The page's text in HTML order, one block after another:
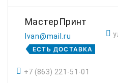
МастерПринт
Ivan@mail.ru
ЕСТЬ ДОСТАВКА
+7 (863) 221-51-01